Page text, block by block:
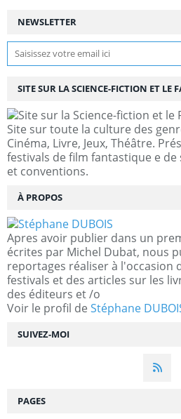
NEWSLETTER
SUIVEZ-MOI
SITE SUR LA SCIENCE-FICTION ET LE
Site sur toute la culture des
Cinéma, Livre, Jeux, Théâtre.
festivals de film fantastique e de
et conventions.
À PROPOS
Apres avoir publier dans un
écrites par Michel Dubat, nous
reportages réaliser à l'occasion
festivals et des articles sur les
des éditeurs et /o
Voir le profil de Stéphane
PAGES